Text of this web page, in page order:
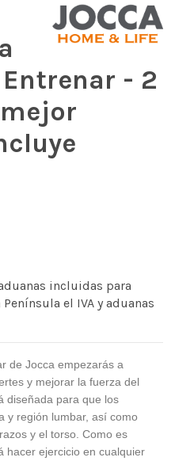
- 2
incluidas para
el IVA y aduanas
de Jocca empezarás a
y mejorar la fuerza del
diseñada para que los
y región lumbar, así como
y el torso. Como es
hacer ejercicio en cualquier